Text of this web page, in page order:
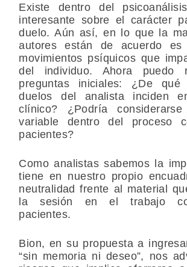
Existe dentro del
interesante sobre el carácter
duelo. Aún así, en lo que la
autores están de acuerdo es
movimientos psíquicos que
del individuo. Ahora puedo
preguntas iniciales: ¿De qué
duelos del analista inciden
clínico? ¿Podría
variable dentro del proceso
pacientes?
Como analistas sabemos la
tiene en nuestro propio
neutralidad frente al material
la sesión en el trabajo
pacientes.
Bion, en su propuesta a
“sin memoria ni deseo”, nos